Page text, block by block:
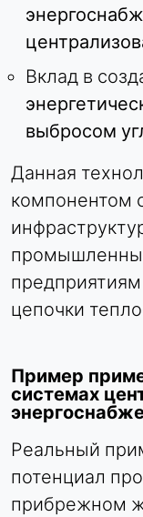
Вклад в
выбросом
Данная
компонентом
цепочки
Пример
системах
Реальный
потенциал
прибрежном